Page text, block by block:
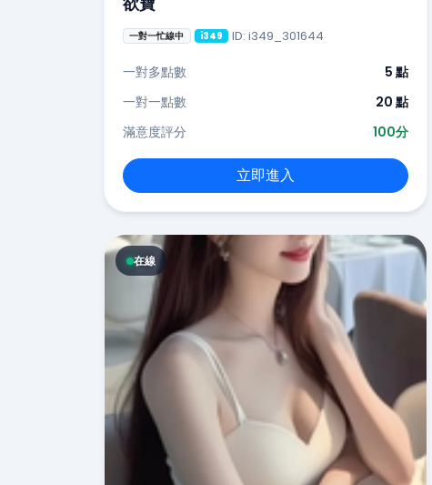
一對一忙線中 i349 ID: i349_301644
一對多點數
5 點
一對一點數
20 點
滿意度評分
100分
立即進入
在線